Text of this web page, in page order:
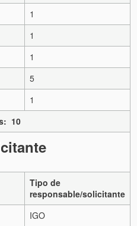
1
1
1
5
1
10
Tipo de
responsable/solicitante
IGO